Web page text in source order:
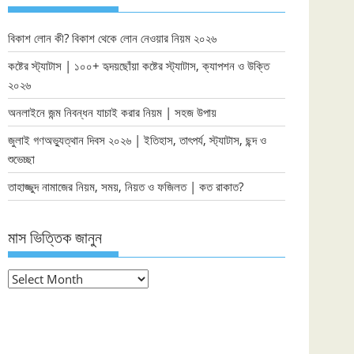
বিকাশ লোন কী? বিকাশ থেকে লোন নেওয়ার নিয়ম ২০২৬
কষ্টের স্ট্যাটাস | ১০০+ হৃদয়ছোঁয়া কষ্টের স্ট্যাটাস, ক্যাপশন ও উক্তি
২০২৬
অনলাইনে জন্ম নিবন্ধন যাচাই করার নিয়ম | সহজ উপায়
জুলাই গণঅভ্যুত্থান দিবস ২০২৬ | ইতিহাস, তাৎপর্য, স্ট্যাটাস, ছন্দ ও
শুভেচ্ছা
তাহাজ্জুদ নামাজের নিয়ম, সময়, নিয়ত ও ফজিলত | কত রাকাত?
মাস ভিত্তিক জানুন
মাস